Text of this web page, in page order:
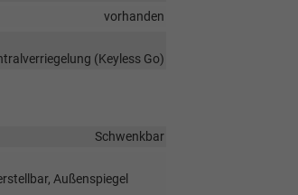
vorhanden
(Keyless Go)
Schwenkbar
Außenspiegel